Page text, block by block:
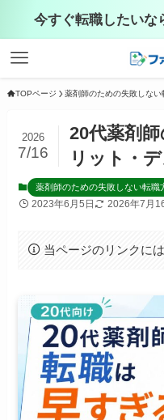
今すぐ転職したいな
TOPページ 薬剤師のための失敗しない
20代薬剤
リット・
2026
7/16
薬剤師のための失敗しない転職
2023年6月5日 2026年7月
当ページのリンクに